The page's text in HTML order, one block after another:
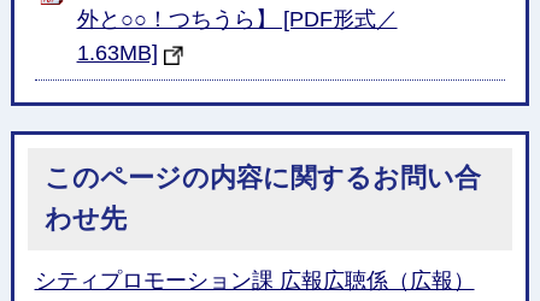
外と○○！つちうら】 [PDF形式／
1.63MB]
このページの内容に関するお問い合
わせ先
シティプロモーション課 広報広聴係（広報）